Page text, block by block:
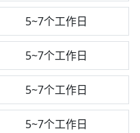
5~7个工作日
5~7个工作日
5~7个工作日
5~7个工作日